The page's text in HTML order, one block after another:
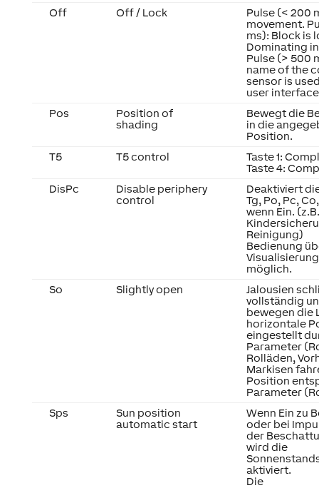
Off
Off / Lock
Pulse (< 200
movement.
ms): Block is
Dominating
Pulse (> 500
name of the
sensor is
user
Pos
Position of
shading
Bewegt die
in die
Position.
T5
T5 control
Taste 1:
Taste 4:
DisPc
Disable periphery
control
Deaktiviert
Tg, Po, Pc,
wenn Ein. (z.B.
Reinigung)
Bedienung
möglich.
So
Slightly open
Jalousien
vollständig
bewegen die
horizontale
eingestellt
Parameter
Rolläden,
Markisen
Position
Parameter
Sps
Sun position
automatic start
Wenn Ein zu
oder bei
der
wird die
aktiviert.
Die